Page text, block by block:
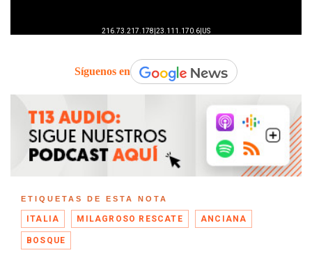
Síguenos en
ETIQUETAS DE ESTA NOTA
ITALIA MILAGROSO RESCATE ANCIANA
BOSQUE